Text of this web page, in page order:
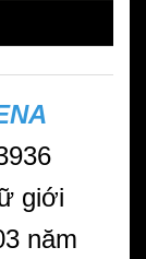
giới
năm